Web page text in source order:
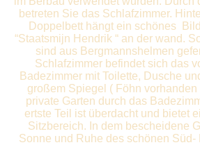
betreten Sie das Schlafzimmer.
Doppelbett hängt ein schönes
“Staatsmijn Hendrik “ an der wand.
sind aus Bergmannshelmen
Schlafzimmer befindet sich das
Badezimmer mit Toilette, Dusche
großem Spiegel ( Föhn
private Garten durch das
ertste Teil ist überdacht und bietet
Sitzbereich. In dem bescheidene
Sonne und Ruhe des schönen Süd-